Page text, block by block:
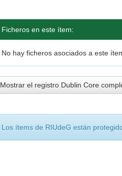
Ficheros en este ítem:
No hay ficheros asociados a este
Mostrar el registro Dublin Core
Los ítems de RIUdeG están